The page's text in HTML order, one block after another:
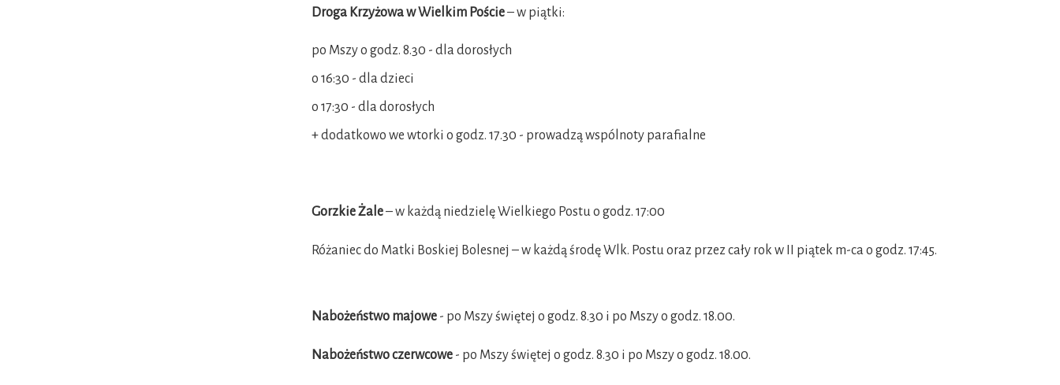
Droga Krzyżowa w Wielkim Poście– w piątki:
po Mszy o godz. 8.30 - dla dorosłych
o 16:30 - dla dzieci
o 17:30 - dla dorosłych
+ dodatkowo we wtorki o godz. 17.30 - prowadzą wspólnoty parafialne
Gorzkie Żale– w każdą niedzielę Wielkiego Postu o godz. 17:00
Różaniec do Matki Boskiej Bolesnej – w każdą środę Wlk. Postu oraz przez cały rok w II piątek m-ca o godz. 17:45.
Nabożeństwo majowe- po Mszy świętej o godz. 8.30 i po Mszy o godz. 18.00.
Nabożeństwo czerwcowe- po Mszy świętej o godz. 8.30 i po Mszy o godz. 18.00.